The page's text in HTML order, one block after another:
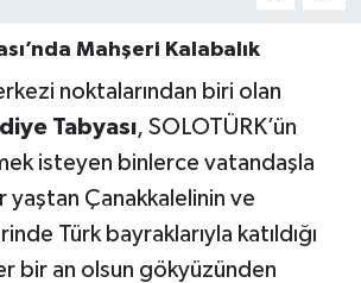
Mahşeri Kalabalık
noktalarından biri olan
Tabyası, SOLOTÜRK’ün
isteyen binlerce vatandaşla
yaştan Çanakkalelinin ve
Türk bayraklarıyla katıldığı
bir an olsun gökyüzünden